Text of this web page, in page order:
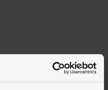
nyttig for deg?